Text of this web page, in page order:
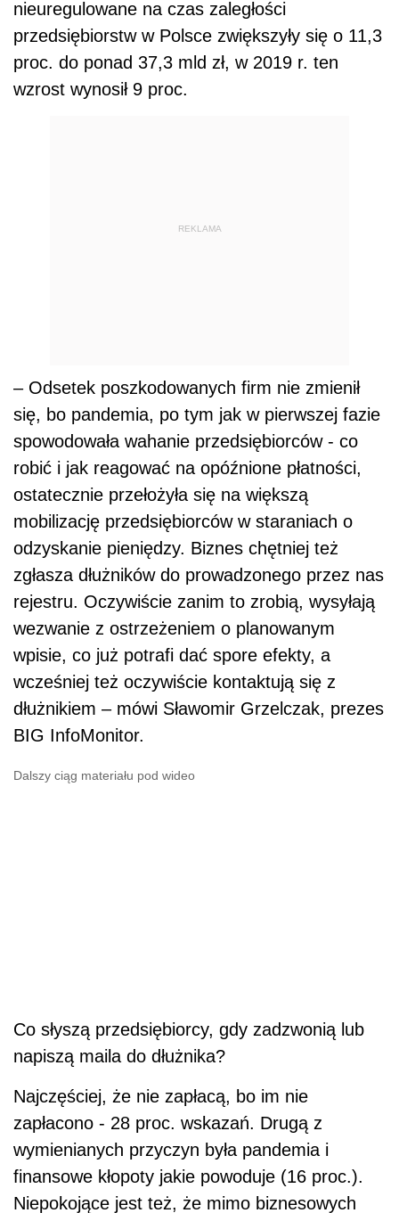
nieuregulowane na czas zaległości
przedsiębiorstw w Polsce zwiększyły się o 11,3
proc. do ponad 37,3 mld zł, w 2019 r. ten
wzrost wynosił 9 proc.
REKLAMA
– Odsetek poszkodowanych firm nie zmienił
się, bo pandemia, po tym jak w pierwszej fazie
spowodowała wahanie przedsiębiorców - co
robić i jak reagować na opóźnione płatności,
ostatecznie przełożyła się na większą
mobilizację przedsiębiorców w staraniach o
odzyskanie pieniędzy. Biznes chętniej też
zgłasza dłużników do prowadzonego przez nas
rejestru. Oczywiście zanim to zrobią, wysyłają
wezwanie z ostrzeżeniem o planowanym
wpisie, co już potrafi dać spore efekty, a
wcześniej też oczywiście kontaktują się z
dłużnikiem – mówi Sławomir Grzelczak, prezes
BIG InfoMonitor.
Dalszy ciąg materiału pod wideo
Co słyszą przedsiębiorcy, gdy zadzwonią lub
napiszą maila do dłużnika?
Najczęściej, że nie zapłacą, bo im nie
zapłacono - 28 proc. wskazań. Drugą z
wymienianych przyczyn była pandemia i
finansowe kłopoty jakie powoduje (16 proc.).
Niepokojące jest też, że mimo biznesowych